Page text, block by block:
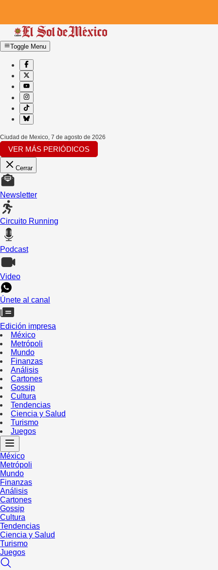
Toggle Menu
Ciudad de Mexico, 7 de agosto de 2026
VER MÁS PERIÓDICOS
Cerrar
Newsletter
Circuito Running
Podcast
Video
Únete al canal
Edición impresa
México
Metrópoli
Mundo
Finanzas
Análisis
Cartones
Gossip
Cultura
Tendencias
Ciencia y Salud
Turismo
Juegos
México
Metrópoli
Mundo
Finanzas
Análisis
Cartones
Gossip
Cultura
Tendencias
Ciencia y Salud
Turismo
Juegos